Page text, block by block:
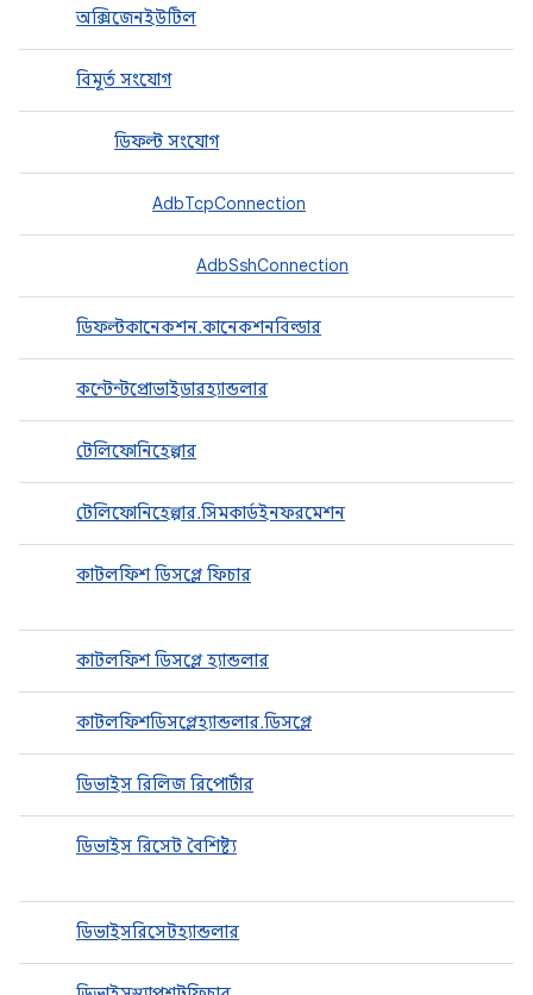
অক্সিজেনইউটিল
বিমূর্ত সংযোগ
ডিফল্ট সংযোগ
AdbTcpConnection
AdbSshConnection
ডিফল্টকানেকশন.কানেকশনবিল্ডার
কন্টেন্টপ্রোভাইডারহ্যান্ডলার
টেলিফোনিহেল্পার
টেলিফোনিহেল্পার.সিমকার্ডইনফরমেশন
কাটলফিশ ডিসপ্লে ফিচার
কাটলফিশ ডিসপ্লে হ্যান্ডলার
কাটলফিশডিসপ্লেহ্যান্ডলার.ডিসপ্লে
ডিভাইস রিলিজ রিপোর্টার
ডিভাইস রিসেট বৈশিষ্ট্য
ডিভাইসরিসেটহ্যান্ডলার